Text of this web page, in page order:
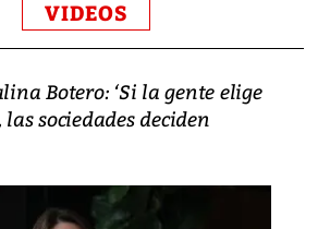
VIDEOS
Botero: ‘Si la gente elige
sociedades deciden